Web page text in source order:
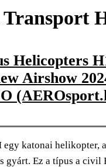
Helicopters
Airshow
egy katonai helikopter,
gyárt. Ez a típus a civil